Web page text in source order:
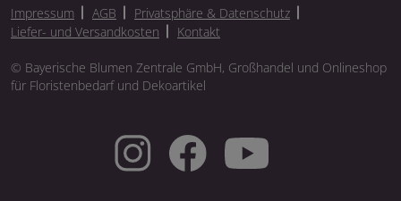
Impressum AGB
Privatsphäre & Datenschutz
Liefer- und Versandkosten
Kontakt
© Bayerische Blumen Zentrale GmbH, Großhandel und Onlineshop
für Floristenbedarf und Dekoartikel